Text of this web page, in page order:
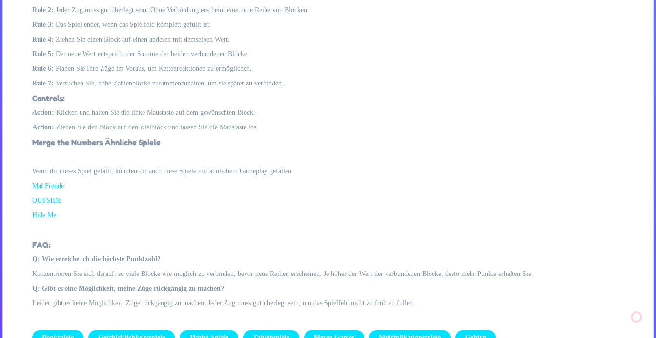
Rule 2: Jeder Zug muss gut überlegt sein. Ohne Verbindung erscheint eine neue Reihe von Blöcken.
Rule 3: Das Spiel endet, wenn das Spielfeld komplett gefüllt ist.
Rule 4: Ziehen Sie einen Block auf einen anderen mit demselben Wert.
Rule 5: Der neue Wert entspricht der Summe der beiden verbundenen Blöcke.
Rule 6: Planen Sie Ihre Züge im Voraus, um Kettenreaktionen zu ermöglichen.
Rule 7: Versuchen Sie, hohe Zahlenblöcke zusammenzuhalten, um sie später zu verbinden.
Controls:
Action: Klicken und halten Sie die linke Maustaste auf dem gewünschten Block.
Action: Ziehen Sie den Block auf den Zielblock und lassen Sie die Maustaste los.
Merge the Numbers Ähnliche Spiele
Wenn dir dieses Spiel gefällt, könnten dir auch diese Spiele mit ähnlichem Gameplay gefallen.
Mal Freude
OUTSIDE
Hide Me
FAQ:
Q: Wie erreiche ich die höchste Punktzahl?
Konzentrieren Sie sich darauf, so viele Blöcke wie möglich zu verbinden, bevor neue Reihen erscheinen. Je höher der Wert der verbundenen Blöcke, desto mehr Punkte erhalten Sie.
Q: Gibt es eine Möglichkeit, meine Züge rückgängig zu machen?
Leider gibt es keine Möglichkeit, Züge rückgängig zu machen. Jeder Zug muss gut überlegt sein, um das Spielfeld nicht zu früh zu füllen.